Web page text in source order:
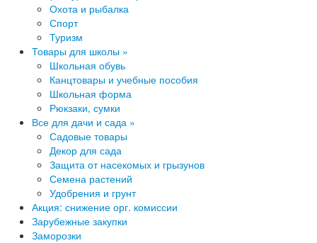
Охота и рыбалка
Спорт
Туризм
Товары для школы »
Школьная обувь
Канцтовары и учебные пособия
Школьная форма
Рюкзаки, сумки
Все для дачи и сада »
Садовые товары
Декор для сада
Защита от насекомых и грызунов
Семена растений
Удобрения и грунт
Акция: снижение орг. комиссии
Зарубежные закупки
Заморозки